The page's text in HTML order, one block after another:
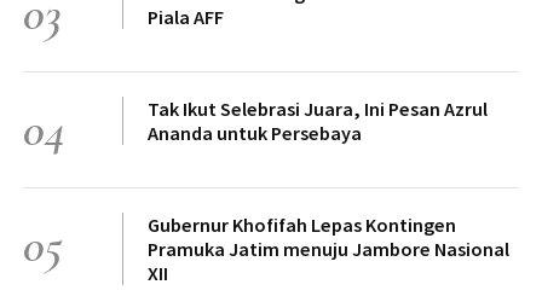
03
Piala AFF
04
Tak Ikut Selebrasi Juara, Ini Pesan Azrul
Ananda untuk Persebaya
05
Gubernur Khofifah Lepas Kontingen
Pramuka Jatim menuju Jambore Nasional
XII